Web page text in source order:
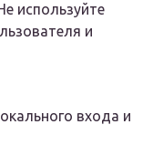
используйте
и
входа и